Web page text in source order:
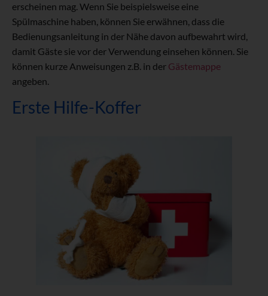
erscheinen mag. Wenn Sie beispielsweise eine
Spülmaschine haben, können Sie erwähnen, dass die
Bedienungsanleitung in der Nähe davon aufbewahrt wird,
damit Gäste sie vor der Verwendung einsehen können. Sie
können kurze Anweisungen z.B. in der Gästemappe
angeben.
Erste Hilfe-Koffer